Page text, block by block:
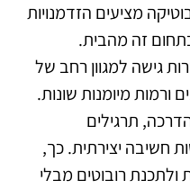
ברובוטיקה מציעים הזדמנויות
זה מהבית.
גישה למגוון רחב של
ורמות מיומנות שונות.
תרגילים
חשיבה יצירתית. כך,
ולתכנת רובוטים מבלי